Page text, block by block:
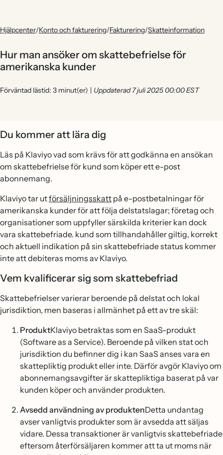
Hjälpcenter/Konto och fakturering/Fakturering/Skatteinformation
Hur man ansöker om skattebefrielse för
amerikanska kunder
Förväntad lästid: 3 minut(er) | Uppdaterad 7 juli 2025 00:00 EST
Du kommer att lära dig
Läs på Klaviyo vad som krävs för att godkänna en ansökan
om skattebefrielse för kund som köper ett e-post
abonnemang.
Klaviyo tar utförsäljningsskatt på e-postbetalningar för
amerikanska kunder för att följa delstatslagar; företag och
organisationer som uppfyller särskilda kriterier kan dock
vara skattebefriade. kund som tillhandahåller giltig, korrekt
och aktuell indikation på sin skattebefriade status kommer
inte att debiteras moms av Klaviyo.
Vem kvalificerar sig som skattebefriad
Skattebefrielser varierar beroende på delstat och lokal
jurisdiktion, men baseras i allmänhet på ett av tre skäl:
ProduktKlaviyo betraktas som en SaaS-produkt
(Software as a Service). Beroende på vilken stat och
jurisdiktion du befinner dig i kan SaaS anses vara en
skattepliktig produkt eller inte. Därför avgör Klaviyo om
abonnemangsavgifter är skattepliktiga baserat på var
kunden köper och använder produkten.
Avsedd användning av produktenDetta undantag
avser vanligtvis produkter som är avsedda att säljas
vidare. Dessa transaktioner är vanligtvis skattebefriade
eftersom återförsäljaren kommer att ta ut moms när